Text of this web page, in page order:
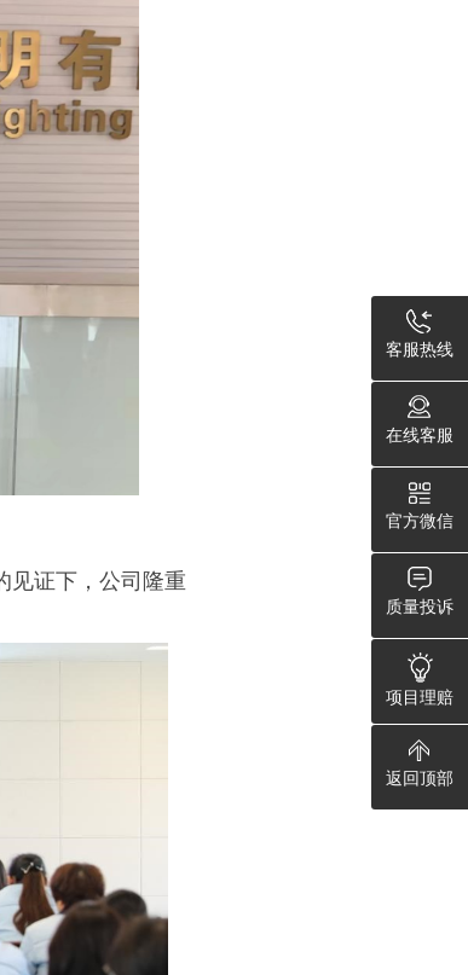
见证下，公司隆重
客服热线
在线客服
官方微信
质量投诉
项目理赔
返回顶部